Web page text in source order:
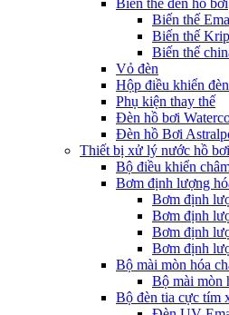
Biến thế đèn hồ bơi
Biến thế
Biến thế
Biến thế
Vỏ đèn
Hộp điều khiển
Phụ kiện thay thế
Đèn hồ bơi
Đèn hồ Bơi
Thiết bị xử lý nước hồ bơi
Bộ điều khiển
Bơm định lượng
Bơm định
Bơm định
Bơm định
Bơm định
Bộ mài mòn hóa
Bộ mài mòn
Bộ đèn tia cực tím